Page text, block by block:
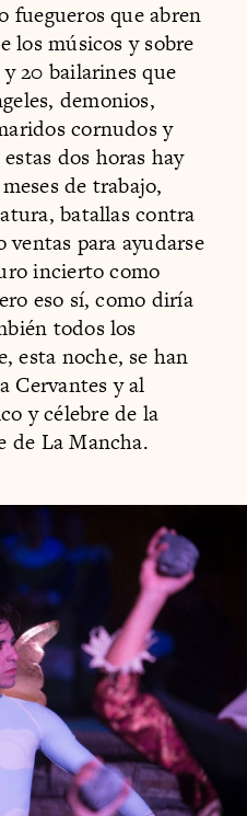
fuegueros que abren
los músicos y sobre
20 bailarines que
demonios,
cornudos y
dos horas hay
de trabajo,
batallas contra
para ayudarse
incierto como
eso sí, como diría
todos los
esta noche, se han
Cervantes y al
y célebre de la
La Mancha.